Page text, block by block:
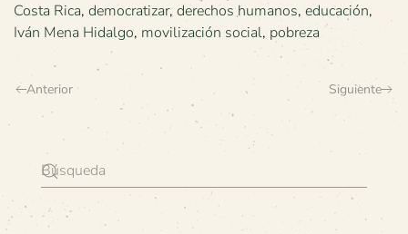
Costa Rica, democratizar, derechos humanos, educación,
Iván Mena Hidalgo, movilización social, pobreza
Anterior Siguiente